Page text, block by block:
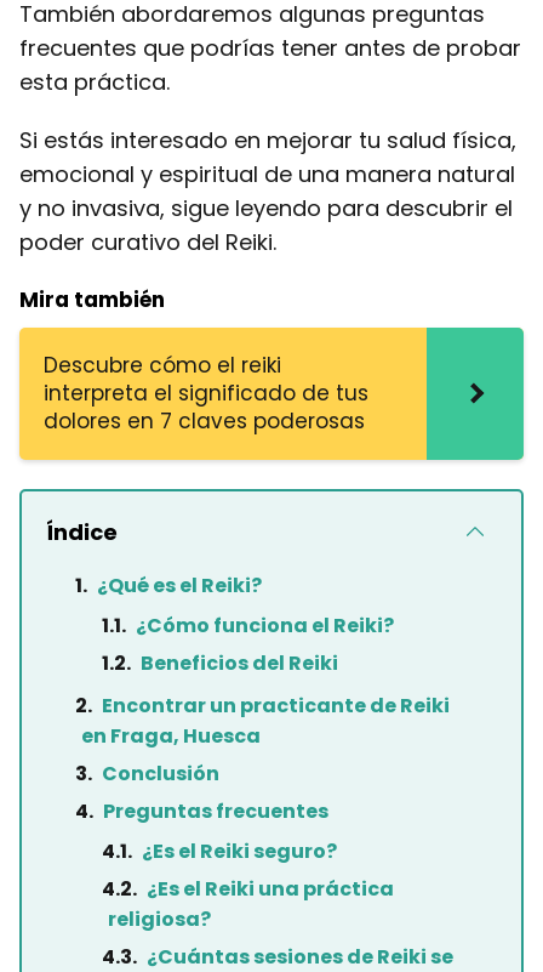
También abordaremos algunas preguntas
frecuentes que podrías tener antes de probar
esta práctica.
Si estás interesado en mejorar tu salud física,
emocional y espiritual de una manera natural
y no invasiva, sigue leyendo para descubrir el
poder curativo del Reiki.
Mira también
Descubre cómo el reiki
interpreta el significado de tus
dolores en 7 claves poderosas
Índice
¿Qué es el Reiki?
¿Cómo funciona el Reiki?
Beneficios del Reiki
Encontrar un practicante de Reiki
en Fraga, Huesca
Conclusión
Preguntas frecuentes
¿Es el Reiki seguro?
¿Es el Reiki una práctica
religiosa?
¿Cuántas sesiones de Reiki se